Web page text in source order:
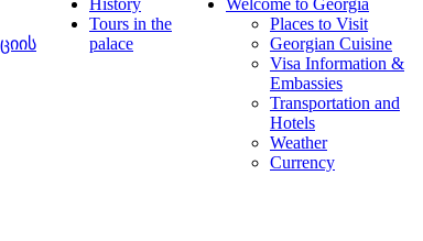
Tours in the
palace
Places to Visit
Georgian Cuisine
Visa Information &
Embassies
Transportation and
Hotels
Weather
Currency